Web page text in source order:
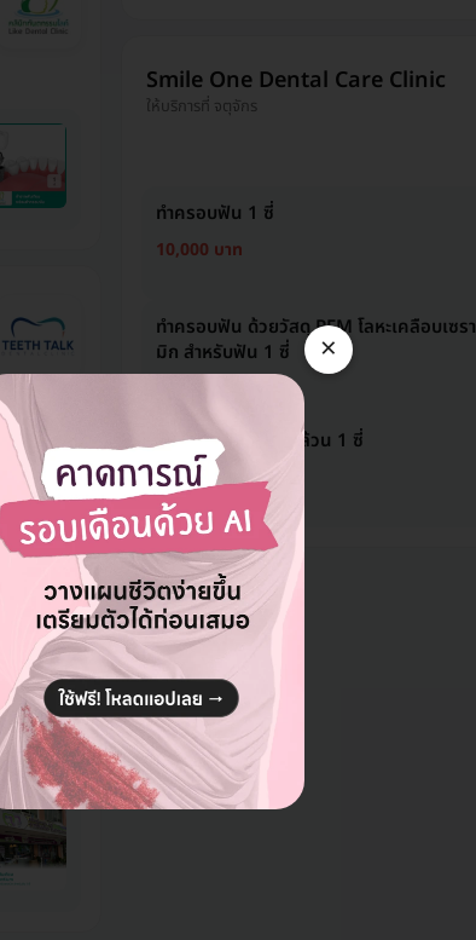
Smile One Dental Care Clinic
ให้บริการที่ จตุจักร
ทำครอบฟัน 1 ซี่
10,000 บาท
ทำครอบฟัน ด้วยวัสดุ PFM โลหะเคลือบเซรา
มิก สำหรับฟัน 1 ซี่
ทำครอบฟันเซรามิกล้วน 1 ซี่
15,000 บาท
×